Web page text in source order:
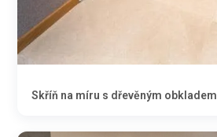
Skříň na míru s dřevěným obkladem